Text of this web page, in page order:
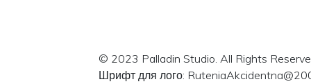
© 2023 Palladin Studio. All Rights
Шрифт для лого: